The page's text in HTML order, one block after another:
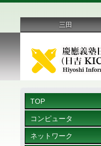
TOP
コンピュータ
ネットワーク
三田